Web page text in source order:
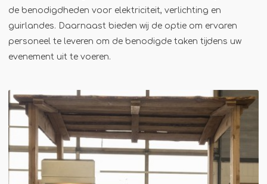
Stroopwafelkraam
Sinaasappelpers
Winterhuisje
de benodigdheden voor elektriciteit, verlichting en
guirlandes. Daarnaast bieden wij de optie om ervaren
personeel te leveren om de benodigde taken tijdens uw
evenement uit te voeren.